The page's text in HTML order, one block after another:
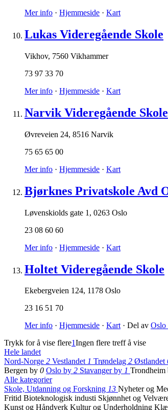
Mer info · Hjemmeside · Kart
Lukas Videregående Skole
Vikhov, 7560 Vikhammer
73 97 33 70
Mer info · Hjemmeside · Kart
Narvik Videregående Skole
Øvreveien 24, 8516 Narvik
75 65 65 00
Mer info · Hjemmeside · Kart
Bjørknes Privatskole Avd
Løvenskiolds gate 1 , 0263 Oslo
23 08 60 60
Mer info · Hjemmeside · Kart
Holtet Videregående Skole
Ekebergveien 124, 1178 Oslo
23 16 51 70
Mer info · Hjemmeside · Kart· Del av Oslo
Trykk for å vise flere1Ingen flere treff å vise
Hele landet
Nord-Norge 2 Vestlandet1 Trøndelag 2 Østlandet
Bergen by 0 Oslo by 2 Stavanger by 1 Trondheim
Alle kategorier
Skole, Utdanning og Forskning 13 Nyheter og
Fritid Bioteknologisk industi Skjønnhet og
Kunst og Håndverk Kultur og Underholdning